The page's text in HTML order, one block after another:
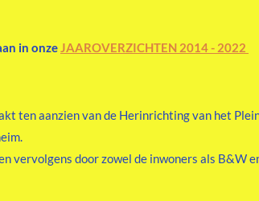
in onze JAAROVERZICHTEN 2014 - 2022
ten aanzien van de Herinrichting van het
vervolgens door zowel de inwoners als B&W